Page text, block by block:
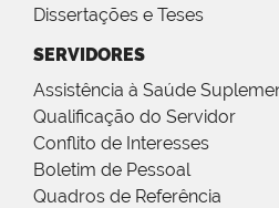
Dissertações e Teses
SERVIDORES
Assistência à Saúde
Qualificação do Servidor
Conflito de Interesses
Boletim de Pessoal
Quadros de Referência